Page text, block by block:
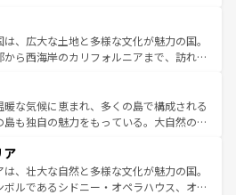
てほしい。
残る町や、スイスならではのユニークな
ルプス観光だけでなく町歩きも満喫する
国民の所得が高いため物価も高いが、旅行
観光を楽しむこともできる。 なお、新
はコンテンツ一覧 を参照してほしい。
、広大な土地と多様な文化が魅力の国。
から西海岸のカリフォルニアまで、訪れる
は、観光、ショッピング、エンターテイ
った刺激的なスポットだ。一方、アメリカ
が広がり、グランドキャニオンやイエロー
ンズでは、音楽と美食が融合した独特の
者はアメリカの各地域で異なる魅力を楽
の多様性と豊かな歴史を感じることができ
暖な気候に恵まれ、多くの島で構成される
島も独自の魅力をもっている。大自然の神
い。また、定番の観光地といえばオアフ
然を求めるならマウイ島やカウアイ島が
ラルドグリーンに輝く海をはじめ、豊かな
ア
、壮大な自然と多様な文化が魅力の国。
ボルであるシドニー・オペラハウス、オー